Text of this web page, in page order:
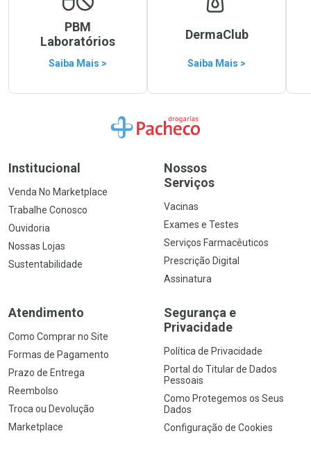
PBM
Laboratórios
Saiba Mais >
DermaClub
Saiba Mais >
Ir para a Home
Institucional
Venda No Marketplace
Trabalhe Conosco
Ouvidoria
Nossas Lojas
Sustentabilidade
Nossos
Serviços
Vacinas
Exames e Testes
Serviços Farmacêuticos
Prescrição Digital
Assinatura
Atendimento
Como Comprar no Site
Formas de Pagamento
Prazo de Entrega
Reembolso
Troca ou Devolução
Marketplace
Segurança e
Privacidade
Política de Privacidade
Portal do Titular de Dados
Pessoais
Como Protegemos os Seus
Dados
Configuração de Cookies